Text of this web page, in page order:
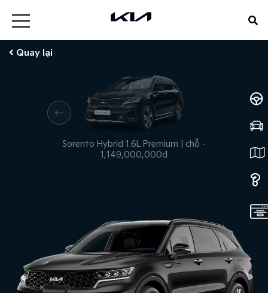
Quay lại
Sorento Hybrid 1.6L Premium chỗ -
1,149,000,000đ